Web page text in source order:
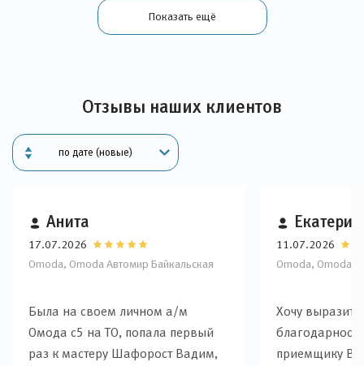
Показать ещё
Отзывы наших клиентов
Анита
17.07.2026
Omoda, Omoda Автомир Байкальская
Была на своем личном а/м
Омода с5 на ТО, попала первый
раз к мастеру Шафорост Вадим,
11.07.2026
Omoda, Omoda
Хочу
приемщику